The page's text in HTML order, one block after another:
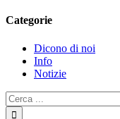
Categorie
Dicono di noi
Info
Notizie